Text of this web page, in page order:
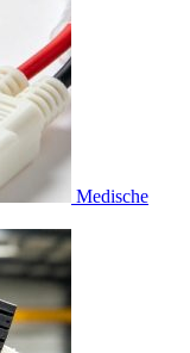
Medische